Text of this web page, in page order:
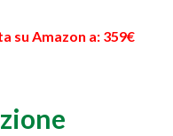
su Amazon a: 359€